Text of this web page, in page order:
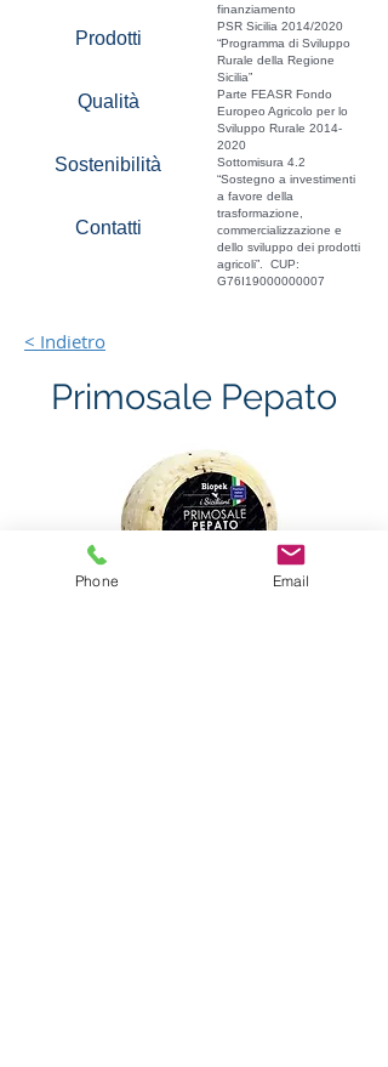
Prodotti
Qualità
Sostenibilità
Contatti
finanziamento
PSR Sicilia 2014/2020
“Programma di Sviluppo
Rurale della Regione
Sicilia”
Parte FEASR Fondo
Europeo Agricolo per lo
Sviluppo Rurale 2014-
2020
Sottomisura 4.2
“Sostegno a investimenti
a favore della
trasformazione,
commercializzazione e
dello sviluppo dei prodotti
agricoli”. CUP:
G76I19000000007
< Indietro
Primosale Pepato
Phone Email